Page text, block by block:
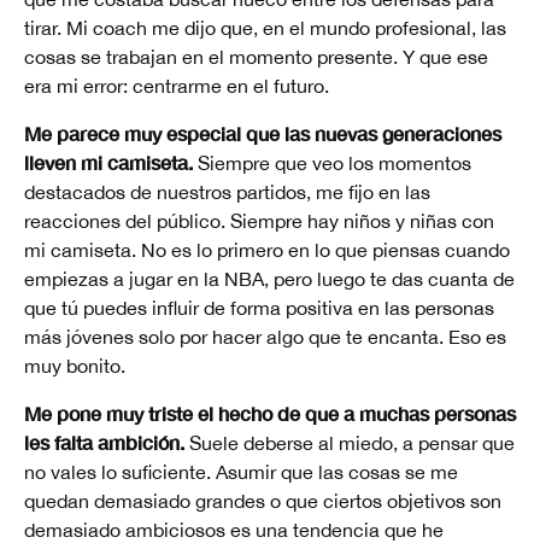
tirar. Mi coach me dijo que, en el mundo profesional, las
cosas se trabajan en el momento presente. Y que ese
era mi error: centrarme en el futuro.
Me parece muy especial que las nuevas generaciones
lleven mi camiseta. Siempre que veo los momentos
destacados de nuestros partidos, me fijo en las
reacciones del público. Siempre hay niños y niñas con
mi camiseta. No es lo primero en lo que piensas cuando
empiezas a jugar en la NBA, pero luego te das cuanta de
que tú puedes influir de forma positiva en las personas
más jóvenes solo por hacer algo que te encanta. Eso es
muy bonito.
Me pone muy triste el hecho de que a muchas personas
les falta ambición. Suele deberse al miedo, a pensar que
no vales lo suficiente. Asumir que las cosas se me
quedan demasiado grandes o que ciertos objetivos son
demasiado ambiciosos es una tendencia que he